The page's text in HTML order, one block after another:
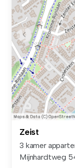
Zeist
3 kamer
Mijnhardtweg